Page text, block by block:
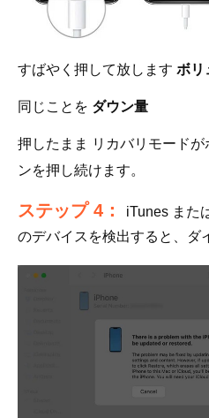
すばやく押して放します ボリ
同じことを ダウン量
押したまま
リカバリモード
ンを押し続けます。
ステップ 4：
iTunes また
のデバイスを検出すると、ダ